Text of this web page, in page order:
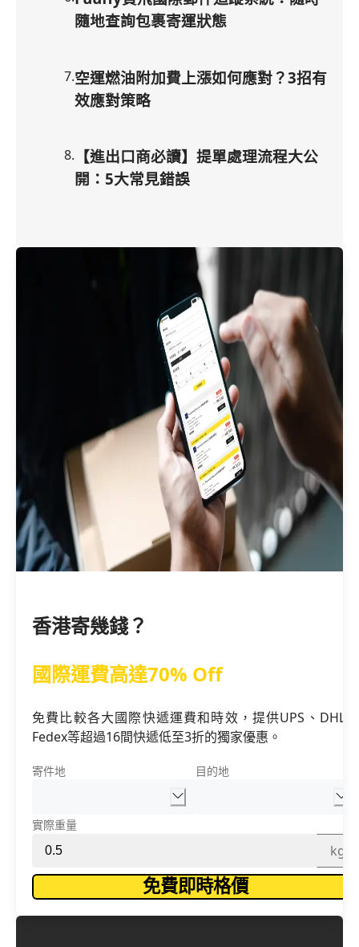
香港寄幾錢？
國際運費高達70% Off
免費比較各大國際快遞運費和時效，提供UPS、DHL、
Fedex等超過16間快遞低至3折的獨家優惠。
寄件地 目的地
實際重量
kg
免費即時格價
隨地查詢包裹寄運狀態
7.空運燃油附加費上漲如何應對？3招有
效應對策略
8.
【進出口商必讀】提單處理流程大公
開：5大常見錯誤